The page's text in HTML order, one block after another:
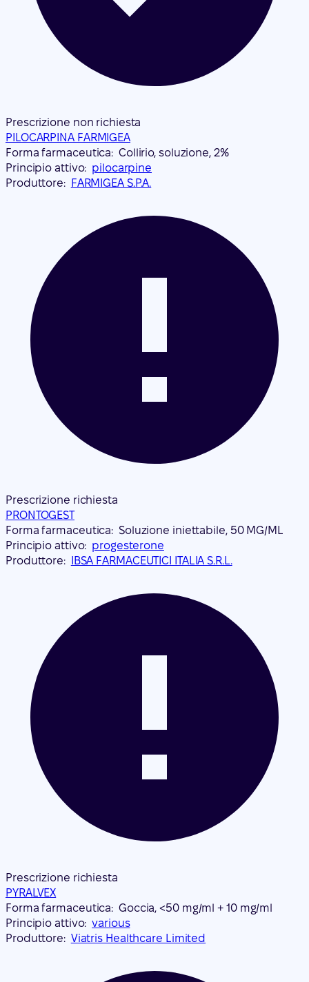
Prescrizione non richiesta
PILOCARPINA FARMIGEA
Forma farmaceutica: Collirio, soluzione, 2%
Principio attivo: pilocarpine
Produttore: FARMIGEA S.P.A.
Prescrizione richiesta
PRONTOGEST
Forma farmaceutica: Soluzione iniettabile, 50 MG/ML
Principio attivo: progesterone
Produttore:
IBSA FARMACEUTICI ITALIA S.R.L.
Prescrizione richiesta
PYRALVEX
Forma farmaceutica: Goccia, <50 mg/ml + 10 mg/ml
Principio attivo: various
Produttore: Viatris Healthcare Limited